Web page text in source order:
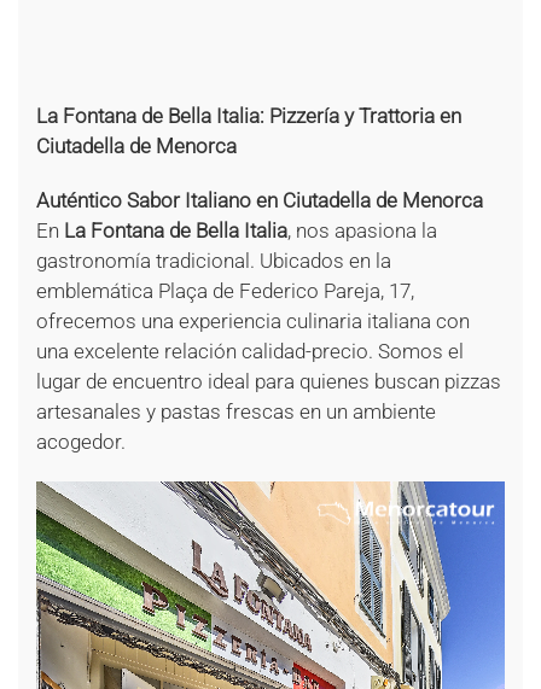
La Fontana de Bella Italia: Pizzería y Trattoria en
Ciutadella de Menorca
Auténtico Sabor Italiano en Ciutadella de Menorca
En La Fontana de Bella Italia, nos apasiona la
gastronomía tradicional. Ubicados en la
emblemática Plaça de Federico Pareja, 17,
ofrecemos una experiencia culinaria italiana con
una excelente relación calidad-precio. Somos el
lugar de encuentro ideal para quienes buscan pizzas
artesanales y pastas frescas en un ambiente
acogedor.